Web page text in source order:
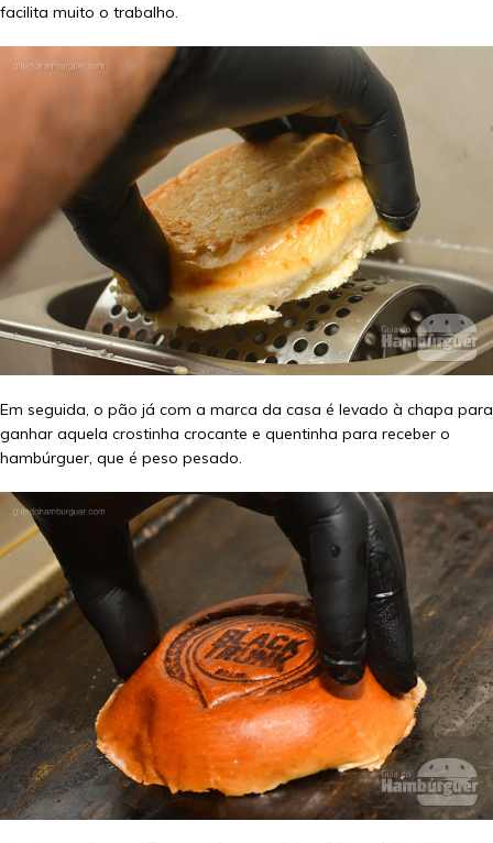
facilita muito o trabalho.
Em seguida, o pão já com a marca da casa é levado à chapa para
ganhar aquela crostinha crocante e quentinha para receber o
hambúrguer, que é peso pesado.